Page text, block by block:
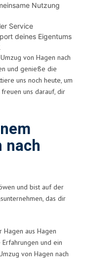
Nutzung
Service
deines Eigentums
von Hagen nach
und genieße die
uns noch heute, um
uns darauf, dir
nach
und bist auf der
das dir
Hagen aus Hagen
und ein
von Hagen nach